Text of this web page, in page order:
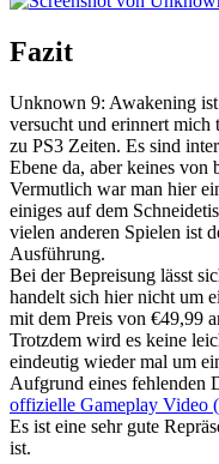
Fazit
Unknown 9: Awakening ist
versucht und erinnert
zu PS3 Zeiten. Es sind
Ebene da, aber keines von
Vermutlich war man hier
einiges auf dem
vielen anderen Spielen ist
Ausführung.
Bei der Bepreisung lässt
handelt sich hier nicht um
mit dem Preis von €49,99
Trotzdem wird es keine
eindeutig wieder mal um
Aufgrund eines fehlenden
offizielle Gameplay Video
Es ist eine sehr gute
ist.